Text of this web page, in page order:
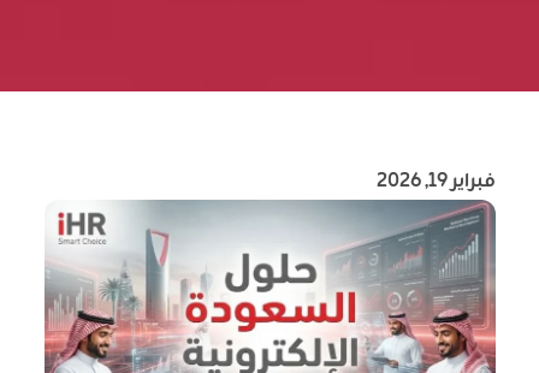
فبراير 19, 2026